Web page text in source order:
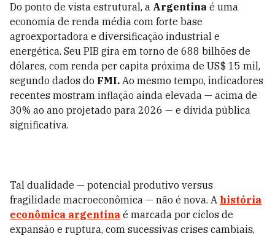
Do ponto de vista estrutural, a Argentina é uma
economia de renda média com forte base
agroexportadora e diversificação industrial e
energética. Seu PIB gira em torno de 688 bilhões de
dólares, com renda per capita próxima de US$ 15 mil,
segundo dados do FMI. Ao mesmo tempo, indicadores
recentes mostram inflação ainda elevada — acima de
30% ao ano projetado para 2026 — e dívida pública
significativa.
Tal dualidade — potencial produtivo versus
fragilidade macroeconômica — não é nova. A história
econômica argentina é marcada por ciclos de
expansão e ruptura, com sucessivas crises cambiais,